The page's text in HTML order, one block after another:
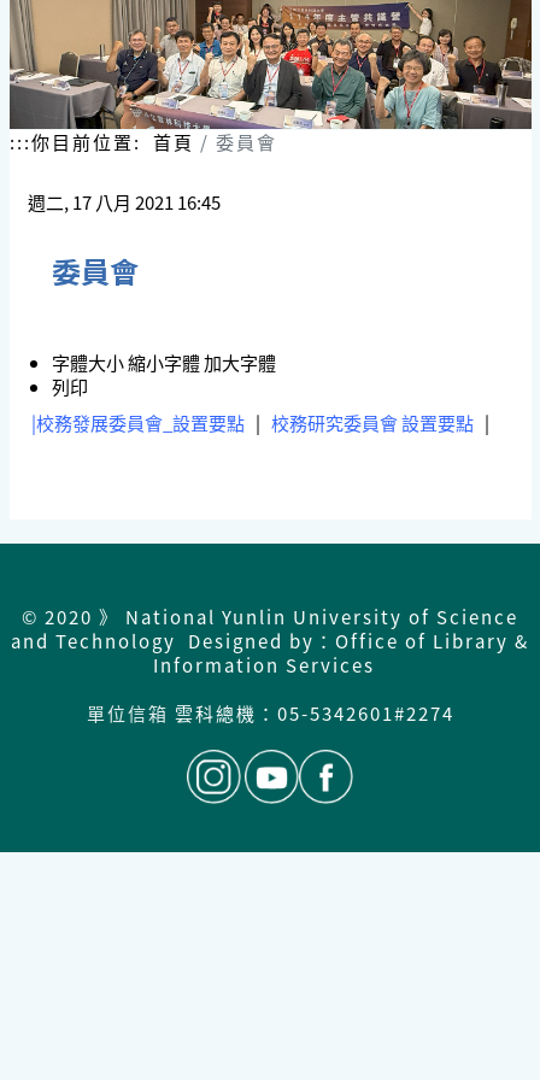
:::你目前位置: 首頁 委員會
週二, 17 八月 2021 16:45
委員會
字體大小縮小字體加大字體
列印
|校務發展委員會_設置要點 | 校務研究委員會 設置要點 |
© 2020 》 National Yunlin University of Science
and Technology Designed by：Office of Library &
Information Services
單位信箱 雲科總機： 05-5342601#2274